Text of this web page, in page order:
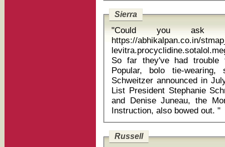
Sierra
"Could you
https://abhikalpan.co.in/
So far they've had trouble
Popular, bolo tie-
Schweitzer announced in
List President Stephanie
and Denise Juneau, the
Instruction, also bowed out. "
Russell